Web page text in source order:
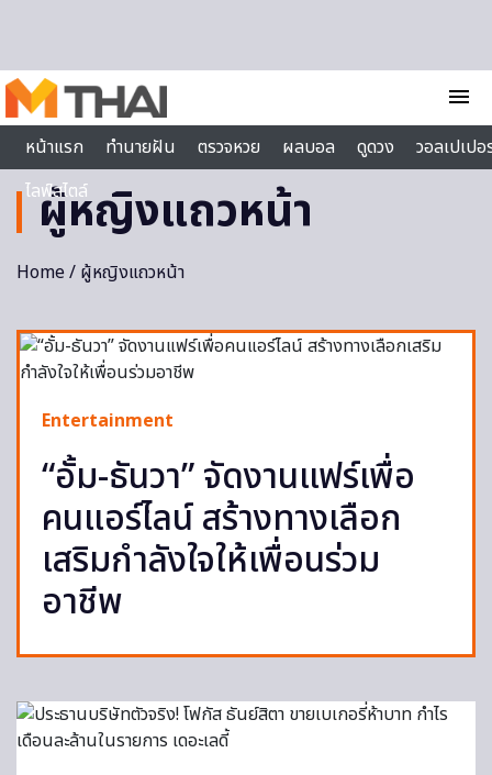
menu
หน้าแรก
ทำนายฝัน ตรวจหวย ผลบอล ดูดวง
วอลเปเป
ไลฟ์สไตล์
ผู้หญิงแถวหน้า
Home/ ผู้หญิงแถวหน้า
Entertainment
“อั้ม-ธันวา” จัดงานแฟร์เพื่อ
คนแอร์ไลน์ สร้างทางเลือก
เสริมกำลังใจให้เพื่อนร่วม
อาชีพ